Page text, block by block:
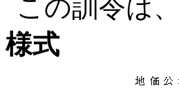
この訓令は
様式